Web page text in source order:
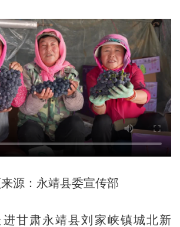
源：永靖县委宣传部
肃永靖县刘家峡镇城北新